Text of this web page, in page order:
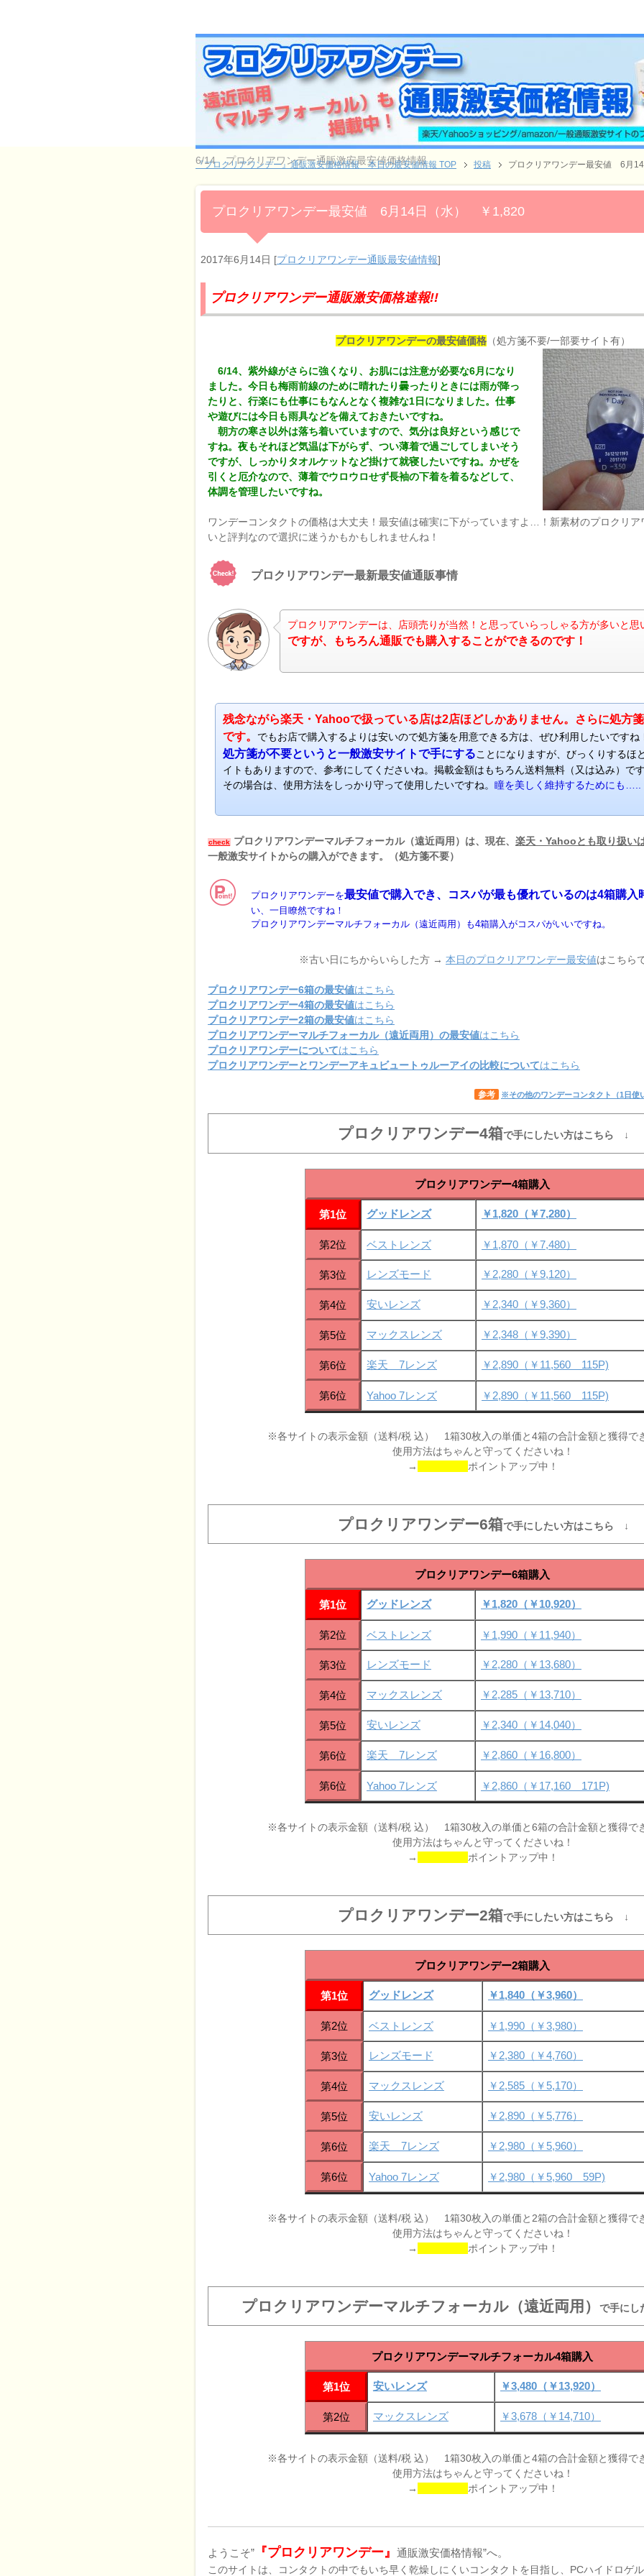
6/14 プロクリアワンデー通販激安最安値価格情報
『プロクリアワンデー』通販激安価格情報 本日の最安値情報 TOP 投稿 プロクリアワンデー最安値 6月
プロクリアワンデー最安値 6月14日（水） ￥1,820
2017年6月14日 [プロクリアワンデー通販最安値情報]
プロクリアワンデー通販激安価格速報!!
プロクリアワンデーの最安値価格 （処方箋不要/一部要サイト有）
6/14、紫外線がさらに強くなり、お肌には注意が必要な6月になり
ました。今日も梅雨前線のために晴れたり曇ったりときには雨が降っ
たりと、行楽にも仕事にもなんとなく複雑な1日になりました。仕事
や遊びには今日も雨具などを備えておきたいですね。
朝方の寒さ以外は落ち着いていますので、気分は良好という感じで
すね。夜もそれほど気温は下がらず、つい薄着で過ごしてしまいそう
ですが、しっかりタオルケットなど掛けて就寝したいですね。かぜを
引くと厄介なので、薄着でウロウロせず長袖の下着を着るなどして、
体調を管理したいですね。
ワンデーコンタクトの価格は大丈夫！最安値は確実に下がっていますよ…！新素材のプロクリア
いと評判なので選択に迷うかもかもしれませんね！
プロクリアワンデー最新最安値通販事情
ナビ
プロクリアワンデーは、店頭売りが当然！と思っていらっしゃる方が多いと思
ですが、もちろん通販でも購入することができるのです！
残念ながら楽天・Yahooで扱っている店は2店ほどしかありません。さらに処方
です。 でもお店で購入するよりは安いので処方箋を用意できる方は、ぜひ利用したいですね
処方箋が不要というと一般激安サイトで手にすることになりますが、びっくりするほ
イトもありますので、参考にしてくださいね。掲載金額はもちろん送料無料（又は込み）です
その場合は、使用方法をしっかり守って使用したいですね。 瞳を美しく維持するためにも…..
check プロクリアワンデーマルチフォーカル（遠近両用）は、現在、 楽天・Yahooとも取り扱い
一般激安サイトからの購入ができます。（処方箋不要）
プロクリアワンデーを最安値で購入でき、コスパが最も優れているのは4箱購入
い、一目瞭然ですね！
プロクリアワンデーマルチフォーカル（遠近両用）も4箱購入がコスパがいいですね。
※古い日にちからいらした方 → 本日のプロクリアワンデー最安値はこちら
プロクリアワンデー6箱の最安値はこちら
プロクリアワンデー4箱の最安値はこちら
プロクリアワンデー2箱の最安値はこちら
プロクリアワンデーマルチフォーカル（遠近両用）の最安値はこちら
プロクリアワンデーについてはこちら
プロクリアワンデーとワンデーアキュビュートゥルーアイの比較についてはこちら
参考 ※その他のワンデーコンタクト（1日使
プロクリアワンデー4箱で手にしたい方はこちら ↓
プロクリアワンデー4箱購入
第1位 グッドレンズ ￥1,820（￥7,280）
第2位 ベストレンズ ￥1,870（￥7,480）
第3位 レンズモード ￥2,280（￥9,120）
第4位 安いレンズ ￥2,340（￥9,360）
第5位 マックスレンズ ￥2,348（￥9,390）
第6位 楽天 7レンズ ￥2,890（￥11,560 115P)
第6位 Yahoo 7レンズ ￥2,890（￥11,560 115P)
※各サイトの表示金額（送料/税 込） 1箱30枚入の単価と4箱の合計金額と獲得で
使用方法はちゃんと守ってくださいね！
→
ポイントアップ中！
プロクリアワンデー6箱で手にしたい方はこちら ↓
プロクリアワンデー6箱購入
第1位 グッドレンズ ￥1,820（￥10,920）
第2位 ベストレンズ ￥1,990（￥11,940）
第3位 レンズモード ￥2,280（￥13,680）
第4位 マックスレンズ ￥2,285（￥13,710）
第5位 安いレンズ ￥2,340（￥14,040）
第6位 楽天 7レンズ ￥2,860（￥16,800）
第6位 Yahoo 7レンズ ￥2,860（￥17,160 171P)
※各サイトの表示金額（送料/税 込） 1箱30枚入の単価と6箱の合計金額と獲得で
使用方法はちゃんと守ってくださいね！
→
ポイントアップ中！
プロクリアワンデー2箱で手にしたい方はこちら ↓
プロクリアワンデー2箱購入
第1位 グッドレンズ ￥1,840（￥3,960）
第2位 ベストレンズ ￥1,990（￥3,980）
第3位 レンズモード ￥2,380（￥4,760）
第4位 マックスレンズ ￥2,585（￥5,170）
第5位 安いレンズ ￥2,890（￥5,776）
第6位 楽天 7レンズ ￥2,980（￥5,960）
第6位 Yahoo 7レンズ ￥2,980（￥5,960 59P)
※各サイトの表示金額（送料/税 込） 1箱30枚入の単価と2箱の合計金額と獲得で
使用方法はちゃんと守ってくださいね！
→
ポイントアップ中！
プロクリアワンデーマルチフォーカル（遠近両用） で手に
プロクリアワンデーマルチフォーカル4箱購入
第1位 安いレンズ ￥3,480（￥13,920）
第2位 マックスレンズ ￥3,678（￥14,710）
※各サイトの表示金額（送料/税 込） 1箱30枚入の単価と4箱の合計金額と獲得で
使用方法はちゃんと守ってくださいね！
→
ポイントアップ中！
ようこそ” 『プロクリアワンデー』 通販激安価格情報”へ。
このサイトは、コンタクトの中でもいち早く乾燥しにくいコンタクトを目指し、PCハイドロゲ